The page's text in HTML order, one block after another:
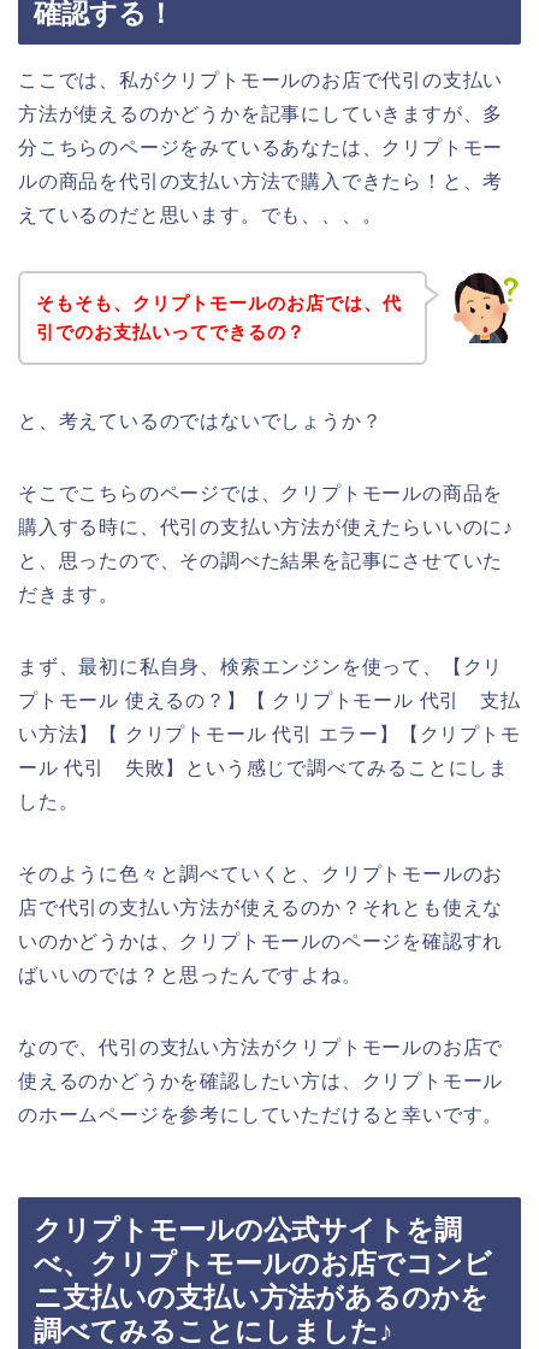
確認する！
ここでは、私がクリプトモールのお店で代引の支払い
方法が使えるのかどうかを記事にしていきますが、多
分こちらのページをみているあなたは、クリプトモー
ルの商品を代引の支払い方法で購入できたら！と、考
えているのだと思います。でも、、、。
そもそも、クリプトモールのお店では、代
引でのお支払いってできるの？
と、考えているのではないでしょうか？
そこでこちらのページでは、クリプトモールの商品を
購入する時に、代引の支払い方法が使えたらいいのに♪
と、思ったので、その調べた結果を記事にさせていた
だきます。
まず、最初に私自身、検索エンジンを使って、【クリ
プトモール 使えるの？】【 クリプトモール 代引 支払
い方法】【 クリプトモール 代引 エラー】【クリプトモ
ール 代引 失敗】という感じで調べてみることにしま
した。
そのように色々と調べていくと、クリプトモールのお
店で代引の支払い方法が使えるのか？それとも使えな
いのかどうかは、クリプトモールのページを確認すれ
ばいいのでは？と思ったんですよね。
なので、代引の支払い方法がクリプトモールのお店で
使えるのかどうかを確認したい方は、クリプトモール
のホームページを参考にしていただけると幸いです。
クリプトモールの公式サイトを調
べ、クリプトモールのお店でコンビ
ニ支払いの支払い方法があるのかを
調べてみることにしました♪